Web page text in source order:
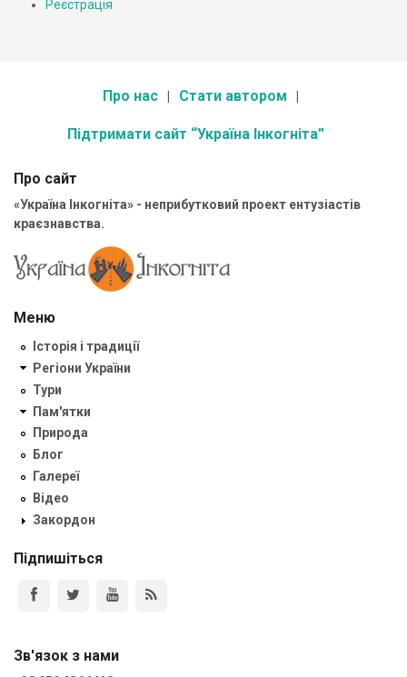
Реєстрація
Про нас Стати автором
Підтримати сайт “Україна Інкогніта”
Про сайт
«Україна Інкогніта» - неприбутковий проект ентузіастів
краєзнавства.
Меню
Історія і традиції
Регіони України
Тури
Пам'ятки
Природа
Блог
Галереї
Відео
Закордон
Підпишіться
Зв'язок з нами